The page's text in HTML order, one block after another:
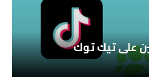
على تيك توك